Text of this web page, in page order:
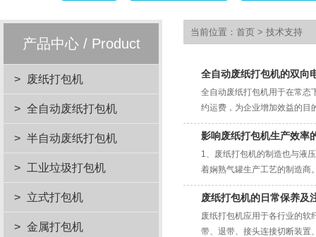
产品中心 / Product
> 废纸打包机
> 全自动废纸打包机
> 半自动废纸打包机
> 工业垃圾打包机
> 立式打包机
> 金属打包机
当前位置： 首页 > 技术支持
全自动废纸打包机的双向
全自动废纸打包机用于在常态
约运费，为企业增加效益的目
影响废纸打包机生产效率
1、废纸打包机的制造也与液
着娴熟气罐生产工艺的制造商
废纸打包机的日常保养及
废纸打包机应用于各行业的软
带、退带、接头连接切断装置